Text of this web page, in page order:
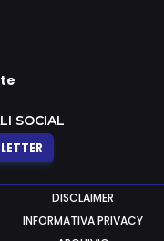
SOCIAL
DISCLAIMER
INFORMATIVA PRIVACY